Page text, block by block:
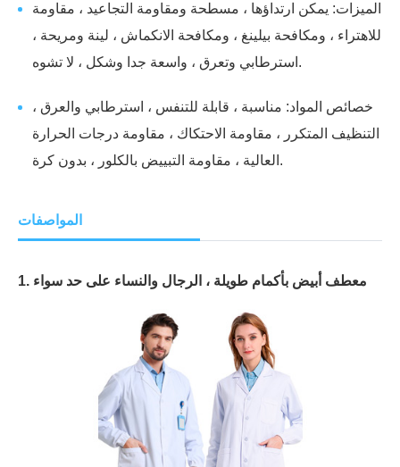
الميزات: يمكن ارتداؤها ، مسطحة ومقاومة التجاعيد ، مقاومة
للاهتراء ، ومكافحة بيلينغ ، ومكافحة الانكماش ، لينة ومريحة ،
استرطابي وتعرق ، واسعة جدا وشكل ، لا تشوه.
خصائص المواد: مناسبة ، قابلة للتنفس ، استرطابي والعرق ،
التنظيف المتكرر ، مقاومة الاحتكاك ، مقاومة درجات الحرارة
العالية ، مقاومة التبييض بالكلور ، بدون كرة.
المواصفات
1. معطف أبيض بأكمام طويلة ، الرجال والنساء على حد سواء